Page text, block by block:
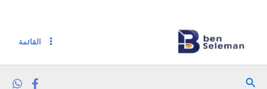
القائمة
البحث